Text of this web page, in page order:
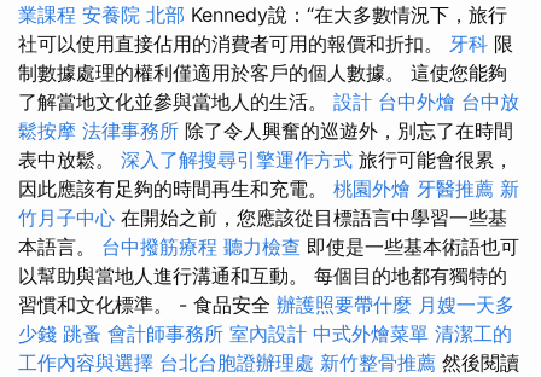
業課程 安養院 北部 Kennedy說：“在大多數情況下，旅行
社可以使用直接佔用的消費者可用的報價和折扣。 牙科 限
制數據處理的權利僅適用於客戶的個人數據。 這使您能夠
了解當地文化並參與當地人的生活。 設計 台中外燴 台中放
鬆按摩 法律事務所 除了令人興奮的巡遊外，別忘了在時間
表中放鬆。 深入了解搜尋引擎運作方式 旅行可能會很累，
因此應該有足夠的時間再生和充電。 桃園外燴 牙醫推薦 新
竹月子中心 在開始之前，您應該從目標語言中學習一些基
本語言。 台中撥筋療程 聽力檢查 即使是一些基本術語也可
以幫助與當地人進行溝通和互動。 每個目的地都有獨特的
習慣和文化標準。 - 食品安全 辦護照要帶什麼 月嫂一天多
少錢 跳蚤 會計師事務所 室內設計 中式外燴菜單 清潔工的
工作內容與選擇 台北台胞證辦理處 新竹整骨推薦 然後閱讀